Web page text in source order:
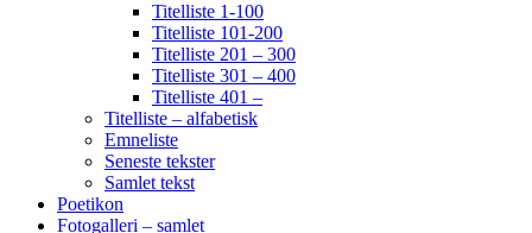
Titelliste 1-100
Titelliste 101-200
Titelliste 201 – 300
Titelliste 301 – 400
Titelliste 401 –
Titelliste – alfabetisk
Emneliste
Seneste tekster
Samlet tekst
Poetikon
Fotogalleri – samlet